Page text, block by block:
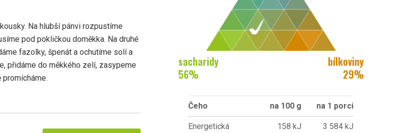
Na hlubší pánvi rozpustíme
pod pokličkou doměkka. Na druhé
fazolky, špenát a ochutíme solí a
přidáme do měkkého zelí, zasypeme
sacharidy
56%
bílkoviny
29%
Čeho na 100 g na 1 porci
Energetická
158 kJ 3 584 kJ